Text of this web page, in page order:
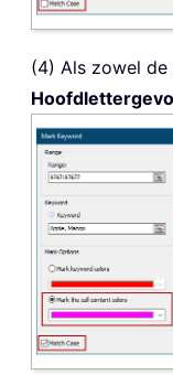
(4) Als zowel